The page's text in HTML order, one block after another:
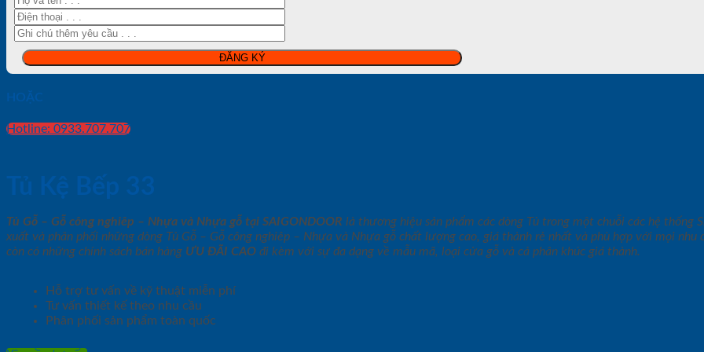
HOẶC
Hotline: 0933.707.707
Tủ Kệ Bếp 33
Tủ Gỗ – Gỗ công nghiêp – Nhựa và Nhựa gỗ tại SAIGONDOOR là thương hiệu sản phẩm các dòng Tủ trong một chuỗi các hệ thống
xuất và phân phối những dòng Tủ Gỗ – Gỗ công nghiêp – Nhựa và Nhựa gỗ chất lượng cao, giá thành rẻ nhất và phù hợp với mọi nhu
còn có những chính sách bán hàng ƯU ĐÃI CAO đi kèm với sự đa dạng về mẫu mã, loại cửa gỗ và cả phân khúc giá thành.
Hỗ trợ tư vấn về kỹ thuật miễn phí
Tư vấn thiết kế theo nhu cầu
Phân phối sản phẩm toàn quốc